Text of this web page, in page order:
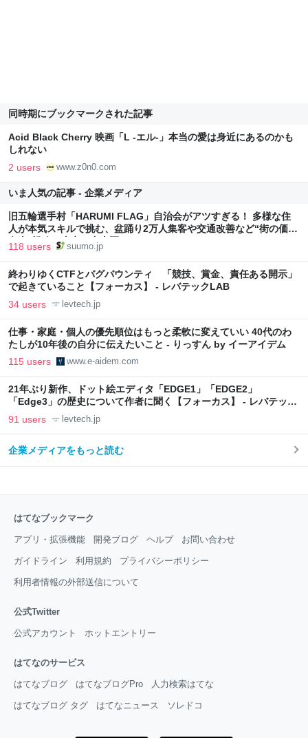
同時期にブックマークされた記事
Acid Black Cherry 映画「L -エル-」本当の愛は身近にあるのかも
しれない
2 users www.z0n0.com
いま人気の記事 - 企業メディア
旧五輪選手村「HARUMI FLAG」自治会がアツすぎる！ 多様な住
人が本気スキルで挑む、盆踊り2万人集客や交通改善など“街の価値
向上”戦略 東京・中央区
118 users suumo.jp
終わりゆくCTFとバグバウンティ 「競技、賞金、責任ある開示」
で起きていること【フォーカス】 - レバテックLAB
34 users levtech.jp
仕事・家庭・個人の優先順位はもっと柔軟に変えていい 40代のわ
たしが10年後の自分に伝えたいこと - りっすん by イーアイデム
115 users www.e-aidem.com
21年ぶり新作、ドット絵エディタ「EDGE1」「EDGE2」
「Edge3」の歴史について作者に聞く【フォーカス】 - レバテック
LAB
91 users levtech.jp
企業メディアをもっと読む
はてなブックマーク
アプリ・拡張機能 開発ブログ ヘルプ お問い合わせ
ガイドライン 利用規約 プライバシーポリシー
利用者情報の外部送信について
公式Twitter
公式アカウント ホットエントリー
はてなのサービス
はてなブログ はてなブログPro 人力検索はてな
はてなブログ タグ はてなニュース ソレドコ